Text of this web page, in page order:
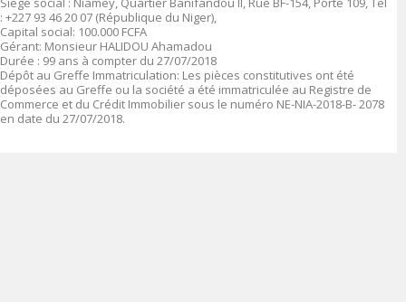
: +227 93 46 20 07 (République du Niger),
Capital social: 100.000 FCFA
Gérant: Monsieur HALIDOU Ahamadou
Durée : 99 ans à compter du 27/07/2018
Dépôt au Greffe Immatriculation: Les pièces constitutives ont été
déposées au Greffe ou la société a été immatriculée au Registre de
Commerce et du Crédit Immobilier sous le numéro NE-NIA-2018-B- 2078
en date du 27/07/2018.